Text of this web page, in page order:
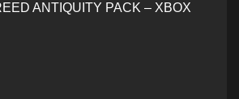
ANTIQUITY PACK – XBOX